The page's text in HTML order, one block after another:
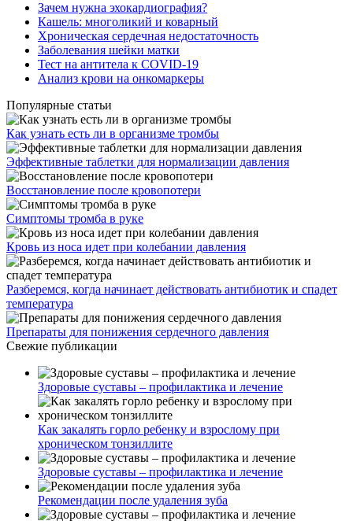
Зачем нужна эхокардиография?
Кашель: многоликий и коварный
Хроническая сердечная недостаточность
Заболевания шейки матки
Тест на антитела к COVID-19
Анализ крови на онкомаркеры
Популярные статьи
Как узнать есть ли в организме тромбы
Эффективные таблетки для нормализации давления
Восстановление после кровопотери
Симптомы тромба в руке
Кровь из носа идет при колебании давления
Разберемся, когда начинает действовать антибиотик и спадет
температура
Препараты для понижения сердечного давления
Свежие публикации
Здоровые суставы – профилактика и лечение
Как закалять горло ребенку и взрослому при
хроническом тонзиллите
Здоровые суставы – профилактика и лечение
Рекомендации после удаления зуба